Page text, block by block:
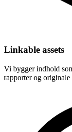
Linkable assets
Vi bygger indhold
rapporter og originale